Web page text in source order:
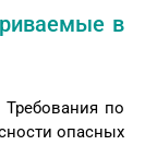
в
по
опасных